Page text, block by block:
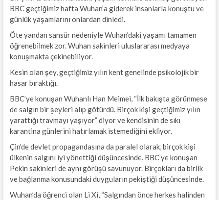
BBC geçtiğimiz hafta Wuhan’a giderek insanlarla konuştu ve
günlük yaşamlarını onlardan dinledi.
Öte yandan sansür nedeniyle Wuhan’daki yaşamı tamamen
öğrenebilmek zor. Wuhan sakinleri uluslararası medyaya
konuşmakta çekinebiliyor.
Kesin olan şey, geçtiğimiz yılın kent genelinde psikolojik bir
hasar bıraktığı.
BBC’ye konuşan Wuhanlı Han Meimei, “İlk bakışta görünmese
de salgın bir şeyleri alıp götürdü. Birçok kişi geçtiğimiz yılın
yarattığı travmayı yaşıyor” diyor ve kendisinin de sıkı
karantina günlerini hatırlamak istemediğini ekliyor.
Çin’de devlet propagandasına da paralel olarak, birçok kişi
ülkenin salgını iyi yönettiği düşüncesinde. BBC’ye konuşan
Pekin sakinleri de aynı görüşü savunuyor. Birçokları da birlik
ve bağlanma konusundaki duyguların pekiştiği düşüncesinde.
Wuhan’da öğrenci olan Li Xi, “Salgından önce herkes halinden